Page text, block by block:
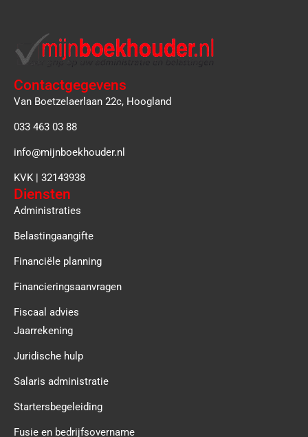
Contactgegevens
Van Boetzelaerlaan 22c, Hoogland
033 463 03 88
info@mijnboekhouder.nl
KVK | 32143938
Diensten
Administraties
Belastingaangifte
Financiële planning
Financieringsaanvragen
Fiscaal advies
Jaarrekening
Juridische hulp
Salaris administratie
Startersbegeleiding
Fusie en bedrijfsovername